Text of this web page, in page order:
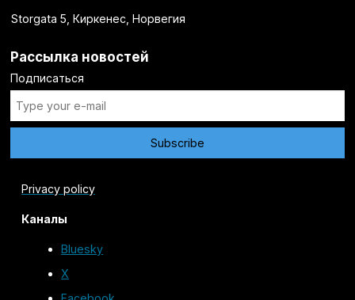
Storgata 5, Киркенес, Норвегия
Рассылка новостей
Подписаться
Privacy policy
Каналы
Bluesky
X